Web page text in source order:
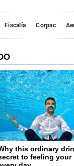
Fiscalía Corpac